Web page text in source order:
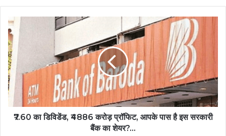
₹7.60 का डिविडेंड, ₹4886 करोड़ प्रॉफिट, आपके पास है इस सरकारी
बैंक का शेयर?...